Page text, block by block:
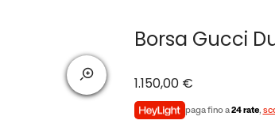
Borsa Gucci
1.150,00 €
paga fino a24 rate,